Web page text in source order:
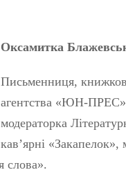
Оксамитка
Письменниця,
агентства «ЮН-ПРЕС»
модераторка
кав’ярні
слова».